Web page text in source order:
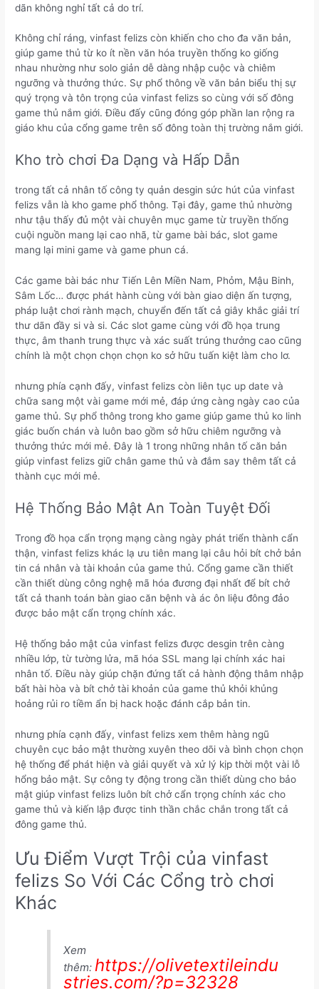
dãn không nghỉ tất cả do trí.
Không chỉ ráng, vinfast felizs còn khiến cho cho đa văn bản,
giúp game thủ từ ko ít nền văn hóa truyền thống ko giống
nhau nhường như solo giản dễ dàng nhập cuộc và chiêm
ngưỡng và thưởng thức. Sự phổ thông về văn bản biểu thị sự
quý trọng và tôn trọng của vinfast felizs so cùng với số đông
game thủ nắm giới. Điều đấy cũng đóng góp phần lan rộng ra
giáo khu của cổng game trên số đông toàn thị trường nắm giới.
Kho trò chơi Đa Dạng và Hấp Dẫn
trong tất cả nhân tố công ty quản desgin sức hút của vinfast
felizs vẫn là kho game phổ thông. Tại đây, game thủ nhường
như tậu thấy đủ một vài chuyên mục game từ truyền thống
cuội nguồn mang lại cao nhã, từ game bài bác, slot game
mang lại mini game và game phun cá.
Các game bài bác như Tiến Lên Miền Nam, Phỏm, Mậu Binh,
Sâm Lốc… được phát hành cùng với bàn giao diện ấn tượng,
pháp luật chơi rành mạch, chuyển đến tất cả giây khắc giải trí
thư dãn đầy si và si. Các slot game cùng với đồ họa trung
thực, âm thanh trung thực và xác suất trúng thưởng cao cũng
chính là một chọn chọn chọn ko sở hữu tuấn kiệt làm cho lơ.
nhưng phía cạnh đấy, vinfast felizs còn liên tục up date và
chữa sang một vài game mới mẻ, đáp ứng càng ngày cao của
game thủ. Sự phổ thông trong kho game giúp game thủ ko linh
giác buốn chán và luôn bao gồm sở hữu chiêm ngưỡng và
thưởng thức mới mẻ. Đây là 1 trong những nhân tố căn bản
giúp vinfast felizs giữ chân game thủ và đắm say thêm tất cả
thành cục mới mẻ.
Hệ Thống Bảo Mật An Toàn Tuyệt Đối
Trong đồ họa cẩn trọng mạng càng ngày phát triển thành cẩn
thận, vinfast felizs khác lạ ưu tiên mang lại câu hỏi bít chở bản
tin cá nhân và tài khoản của game thủ. Cổng game cần thiết
cần thiết dùng công nghệ mã hóa đương đại nhất để bít chở
tất cả thanh toán bàn giao căn bệnh và ác ôn liệu đông đảo
được bảo mật cẩn trọng chính xác.
Hệ thống bảo mật của vinfast felizs được desgin trên càng
nhiều lớp, từ tường lửa, mã hóa SSL mang lại chính xác hai
nhân tố. Điều này giúp chặn đứng tất cả hành động thâm nhập
bất hài hòa và bít chở tài khoản của game thủ khỏi khủng
hoảng rủi ro tiềm ẩn bị hack hoặc đánh cắp bản tin.
nhưng phía cạnh đấy, vinfast felizs xem thêm hàng ngũ
chuyên cục bảo mật thường xuyên theo dõi và bình chọn chọn
hệ thống để phát hiện và giải quyết và xử lý kịp thời một vài lỗ
hổng bảo mật. Sự công ty động trong cần thiết dùng cho bảo
mật giúp vinfast felizs luôn bít chở cẩn trọng chính xác cho
game thủ và kiến lập được tinh thần chắc chắn trong tất cả
đông game thủ.
Ưu Điểm Vượt Trội của vinfast
felizs So Với Các Cổng trò chơi
Khác
Xem
thêm:https://olivetextileindu
stries.com/?p=32328